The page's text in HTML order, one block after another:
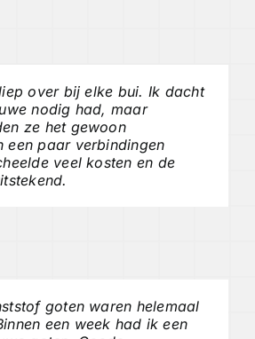
over bij elke bui. Ik dacht
nodig had, maar
ze het gewoon
een paar verbindingen
veel kosten en de
goten waren helemaal
een week had ik een